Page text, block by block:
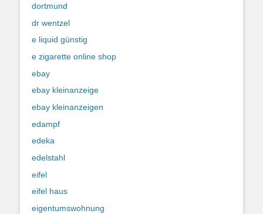
dortmund
dr wentzel
e liquid günstig
e zigarette online shop
ebay
ebay kleinanzeige
ebay kleinanzeigen
edampf
edeka
edelstahl
eifel
eifel haus
eigentumswohnung